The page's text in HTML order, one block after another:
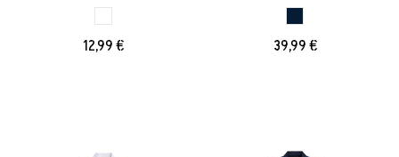
12,99 € 39,99 €